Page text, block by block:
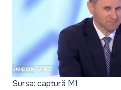
Sursa: captură M1